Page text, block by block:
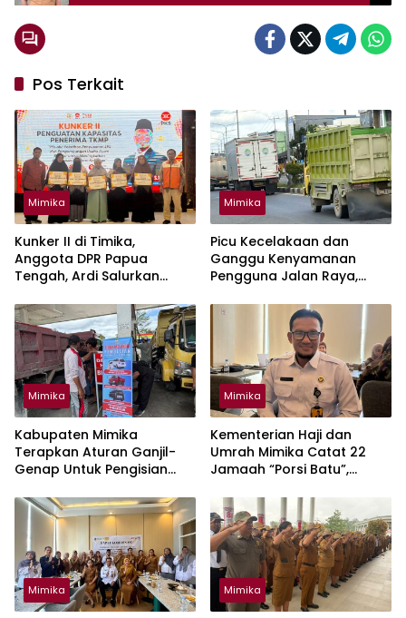
Pos Terkait
Mimika
Kunker II di Timika,
Anggota DPR Papua
Tengah, Ardi Salurkan
Kemnaker
Mimika
Picu Kecelakaan dan
Ganggu Kenyamanan
Pengguna Jalan Raya,
Tutup Muatan Pakai Terpal
Mimika
Kabupaten Mimika
Terapkan Aturan Ganjil-
Genap Untuk Pengisian
Mimika
Kementerian Haji dan
Umrah Mimika Catat 22
Jamaah “Porsi Batu”,
Mimika Mimika